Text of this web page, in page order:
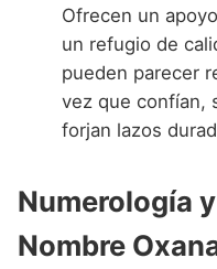
Ofrecen un
un refugio de
pueden parecer
vez que confían,
forjan lazos
Numerología
Nombre